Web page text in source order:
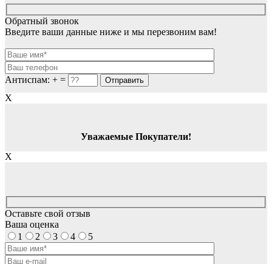
Обратный звонок
Введите ваши данные ниже и мы перезвоним вам!
Антиспам: + =
X
Уважаемые Покупатели!
X
Оставьте свой отзыв
Ваша оценка
1
2 3 4 5